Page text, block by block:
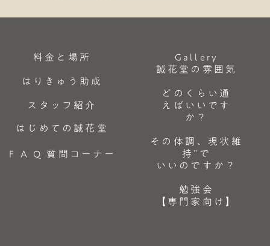
料金と場所
はりきゅう助成
スタッフ紹介
はじめての誠花堂
F A Q 質問コーナー
Gallery
誠花堂の雰囲気
どのくらい通
えばいいです
か？
その体調、現状維
持”で
いいのですか？
勉強会
【専門家向け】